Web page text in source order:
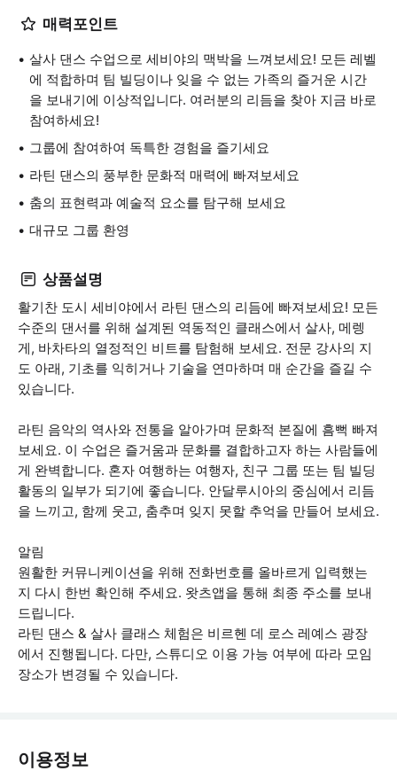
매력포인트
살사 댄스 수업으로 세비야의 맥박을 느껴보세요! 모든 레벨
에 적합하며 팀 빌딩이나 잊을 수 없는 가족의 즐거운 시간
을 보내기에 이상적입니다. 여러분의 리듬을 찾아 지금 바로
참여하세요!
그룹에 참여하여 독특한 경험을 즐기세요
라틴 댄스의 풍부한 문화적 매력에 빠져보세요
춤의 표현력과 예술적 요소를 탐구해 보세요
대규모 그룹 환영
상품설명
활기찬 도시 세비야에서 라틴 댄스의 리듬에 빠져보세요! 모든
수준의 댄서를 위해 설계된 역동적인 클래스에서 살사, 메렝
게, 바차타의 열정적인 비트를 탐험해 보세요. 전문 강사의 지
도 아래, 기초를 익히거나 기술을 연마하며 매 순간을 즐길 수
있습니다.
라틴 음악의 역사와 전통을 알아가며 문화적 본질에 흠뻑 빠져
보세요. 이 수업은 즐거움과 문화를 결합하고자 하는 사람들에
게 완벽합니다. 혼자 여행하는 여행자, 친구 그룹 또는 팀 빌딩
활동의 일부가 되기에 좋습니다. 안달루시아의 중심에서 리듬
을 느끼고, 함께 웃고, 춤추며 잊지 못할 추억을 만들어 보세요.
알림
원활한 커뮤니케이션을 위해 전화번호를 올바르게 입력했는
지 다시 한번 확인해 주세요. 왓츠앱을 통해 최종 주소를 보내
드립니다.
라틴 댄스 & 살사 클래스 체험은 비르헨 데 로스 레예스 광장
에서 진행됩니다. 다만, 스튜디오 이용 가능 여부에 따라 모임
장소가 변경될 수 있습니다.
이용정보